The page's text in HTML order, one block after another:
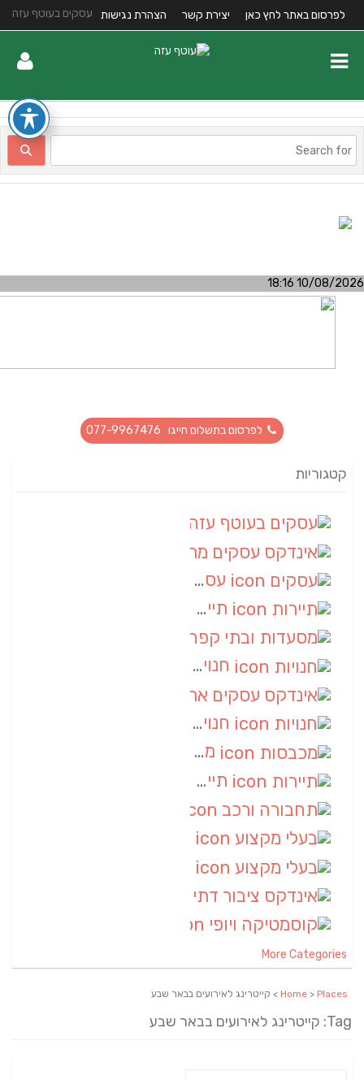
עסקים בעוטף עזה לפרסום באתר לחץ כאן יצירת קשר הצהרת נגישות
10/08/2026
לפרסום בתשלום חייגו 077-9967476
קטגוריות
עסקים
תיירות
חנויות
חנויות
מכבסות
תיירות
More Categories
Home>Places > קייטרינג לאירועים בבאר שבע
Tag: קייטרינג לאירועים בבאר שבע